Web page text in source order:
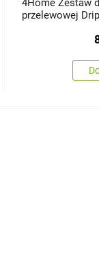
4Home Zestaw
przelewowej